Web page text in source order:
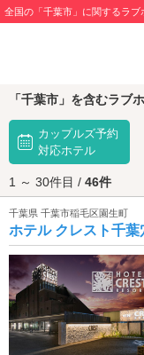
全国の「千葉市」に関するラブ
「千葉市」を含むラブ
カップルズ予約
対応ホテル
1 ～ 30件目 / 46件
千葉県 千葉市稲毛区園生町
ホテル クレスト千葉